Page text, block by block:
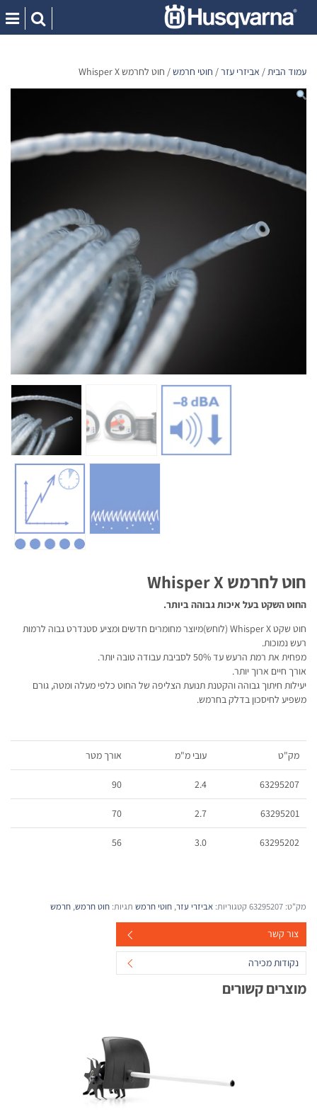
content
עמוד הבית/ אביזרי עזר/ חוטי חרמש/ חוט לחרמש Whisper X
חוט לחרמש Whisper X
החוט השקט בעל איכות גבוהה ביותר.
חוט שקט Whisper X (לוחש)מיוצר מחומרים חדשים ומציע סטנדרט גבוה לרמות
רעש נמוכות.
מפחית את רמת הרעש עד 50% לסביבת עבודה טובה יותר.
אורך חיים ארוך יותר.
יעילות חיתוך גבוהה והקטנת תנועת הצליפה של החוט כלפי מעלה ומטה, גורם
משפיע לחיסכון בדלק בחרמש.
מק"ט עובי מ"מ אורך מטר
63295207
2.4
90
63295201
2.7
70
63295202
3.0
56
מק"ט: 63295207קטגוריות: אביזרי עזר, חוטי חרמש תגיות: חוט חרמש, חרמש
צור קשר
נקודות מכירה
מוצרים קשורים